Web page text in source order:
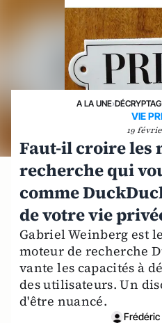
A LA UNE›
VIE
19
Faut-il croire les
recherche qui
comme
de votre vie
Gabriel Weinberg est
moteur de recherche
vante les capacités à
des utilisateurs. Un
d'être nuancé.